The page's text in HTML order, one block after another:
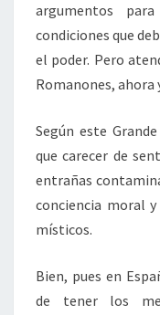
argumentos
condiciones que
el poder. Pero
Romanones,
Según este
que carecer de
entrañas
conciencia moral
místicos.
Bien, pues en
de tener los